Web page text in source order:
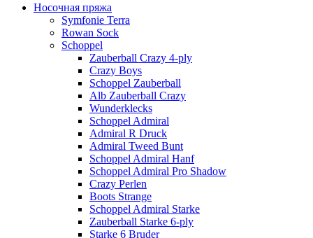
Носочная пряжа
Symfonie Terra
Rowan Sock
Schoppel
Zauberball Crazy 4-ply
Crazy Boys
Schoppel Zauberball
Alb Zauberball Crazy
Wunderklecks
Schoppel Admiral
Admiral R Druck
Admiral Tweed Bunt
Schoppel Admiral Hanf
Schoppel Admiral Pro Shadow
Crazy Perlen
Boots Strange
Schoppel Admiral Starke
Zauberball Starke 6-ply
Starke 6 Bruder